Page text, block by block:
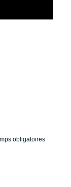
obligatoires